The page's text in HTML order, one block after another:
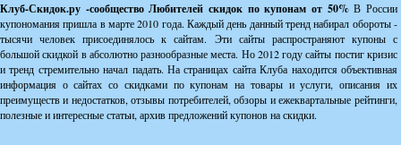
Клуб-Скидок.ру -сообщество Любителей скидок по купонам от 50%В России
купономания пришла в марте 2010 года. Каждый день данный тренд набирал обороты -
тысячи человек присоединялось к сайтам. Эти сайты распространяют купоны с
большой скидкой в абсолютно разнообразные места. Но 2012 году сайты постиг кризис
и тренд стремительно начал падать. На страницах сайта Клуба находится объективная
информация о сайтах со скидками по купонам на товары и услуги, описания их
преимуществ и недостатков, отзывы потребителей, обзоры и ежеквартальные рейтинги,
полезные и интересные статьи, архив предложений купонов на скидки.